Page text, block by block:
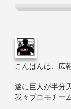
こんばんは、広
遂に巨人が半分
我々プロモチー